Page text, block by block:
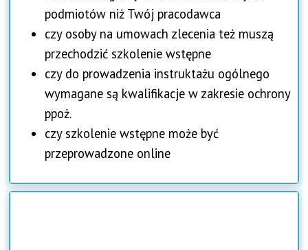
podmiotów niż Twój pracodawca
czy osoby na umowach zlecenia też muszą
przechodzić szkolenie wstępne
czy do prowadzenia instruktażu ogólnego
wymagane są kwalifikacje w zakresie ochrony
ppoż.
czy szkolenie wstępne może być
przeprowadzone online